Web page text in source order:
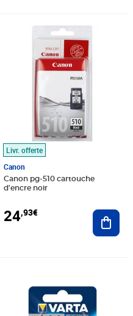
au panier
Livr. offerte
Canon
Canon pg-510 cartouche
d'encre noir
24,93€
Prix 24,93€